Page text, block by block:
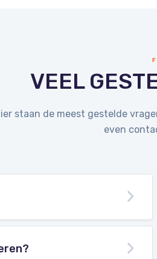
VEEL
staan de meest gestelde
even